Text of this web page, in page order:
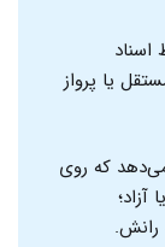
یا پرواز
که روی